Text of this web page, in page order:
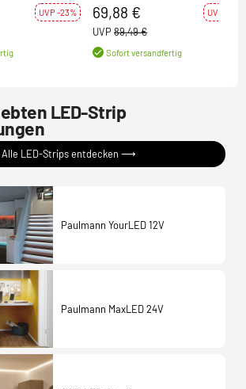
UVP -23% 69,88 € UVP -22%
UVP 89,49 €
Sofort versandfertig
LED-Strip
Alle LED-Strips entdecken ⟶
Paulmann YourLED 12V
Paulmann MaxLED 24V